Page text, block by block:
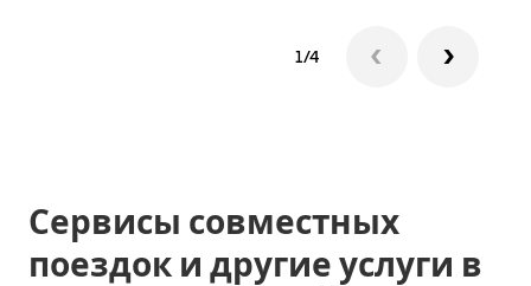
1/4
Сервисы совместных
поездок и другие услуги в